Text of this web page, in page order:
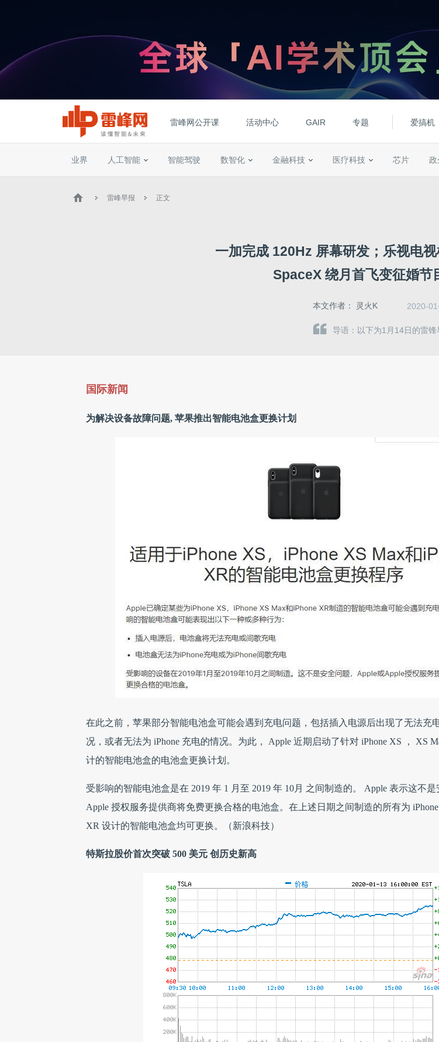
雷峰网公开课 活动中心 GAIR 专题 爱搞机
业界 人工智能 智能驾驶 数智化 金融科技 医疗科技 芯片 政
雷峰早报 正文
一加完成 120Hz 屏幕研发；乐视电
SpaceX 绕月首飞变征婚节
本文作者： 灵火K 2020-
导语：以下为1月14日的雷锋
国际新闻
为解决设备故障问题, 苹果推出智能电池盒更换计划
在此之前，苹果部分智能电池盒可能会遇到充电问题，包括插入电源后出现了无法充
况，或者无法为 iPhone 充电的情况。为此， Apple 近期启动了针对 iPhone XS ， XS
计的智能电池盒的电池盒更换计划。
受影响的智能电池盒是在 2019 年 1 月至 2019 年 10月 之间制造的。 Apple 表示这不
Apple 授权服务提供商将免费更换合格的电池盒。在上述日期之间制造的所有为
XR 设计的智能电池盒均可更换。（新浪科技）
特斯拉股价首次突破 500 美元 创历史新高